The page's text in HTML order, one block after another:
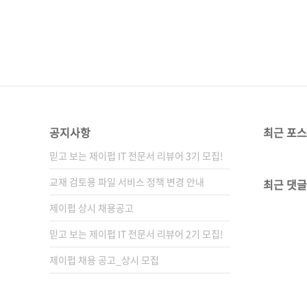
공지사항
믿고 보는 제이펍 IT 전문서 리뷰어 3기 모집!
교재 검토용 파일 서비스 정책 변경 안내
제이펍 상시 채용공고
믿고 보는 제이펍 IT 전문서 리뷰어 2기 모집!
제이펍 채용 공고_상시 모집
최근 포
최근 댓글